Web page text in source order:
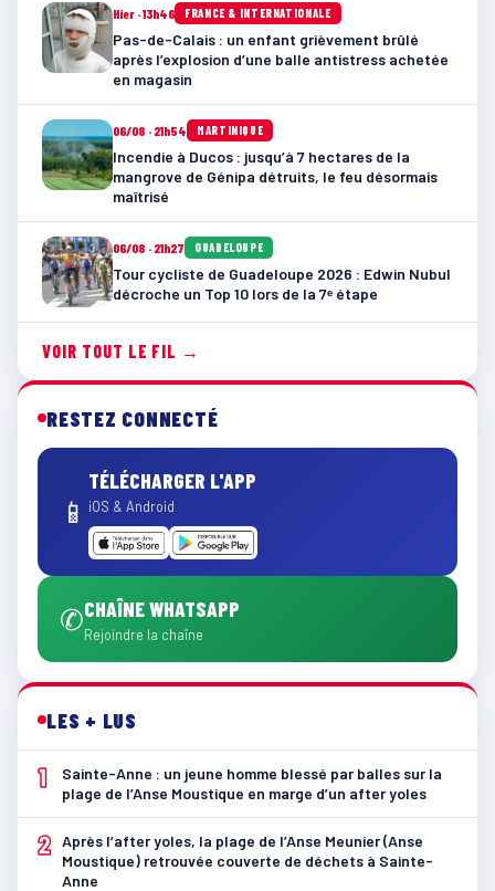
Hier · 13h46 FRANCE & INTERNATIONALE
Pas-de-Calais : un enfant grièvement brûlé
après l’explosion d’une balle antistress achetée
en magasin
06/08 · 21h54 MARTINIQUE
Incendie à Ducos : jusqu’à 7 hectares de la
mangrove de Génipa détruits, le feu désormais
maîtrisé
06/08 · 21h27 GUADELOUPE
Tour cycliste de Guadeloupe 2026 : Edwin Nubul
décroche un Top 10 lors de la 7ᵉ étape
VOIR TOUT LE FIL →
RESTEZ CONNECTÉ
📱
TÉLÉCHARGER L'APP
iOS & Android
✆CHAÎNE WHATSAPP
Rejoindre la chaîne
LES + LUS
1
Sainte-Anne : un jeune homme blessé par balles sur la
plage de l’Anse Moustique en marge d’un after yoles
2 Après l’after yoles, la plage de l’Anse Meunier (Anse
Moustique) retrouvée couverte de déchets à Sainte-
Anne